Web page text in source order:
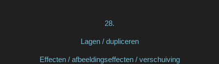
28.
Lagen / dupliceren
Effecten / afbeeldingseffecten / verschuiving